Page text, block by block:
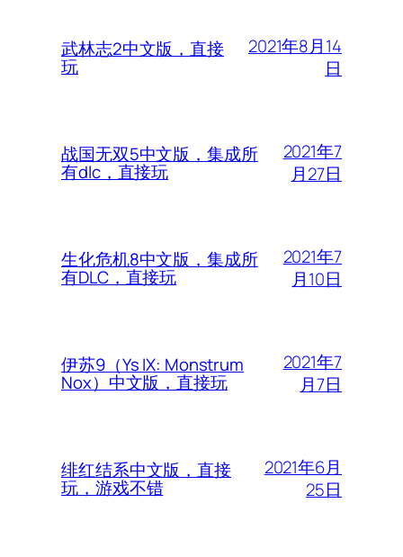
武林志2中文版，直接
玩
2021年8月14
日
战国无双5中文版，集成所
有dlc，直接玩
2021年7
月27日
生化危机8中文版，集成所
有DLC，直接玩
2021年7
月10日
伊苏9（Ys IX: Monstrum
Nox）中文版，直接玩
2021年7
月7日
绯红结系中文版，直接
玩，游戏不错
2021年6月
25日